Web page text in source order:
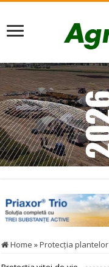
Home »Protecţia plantelor